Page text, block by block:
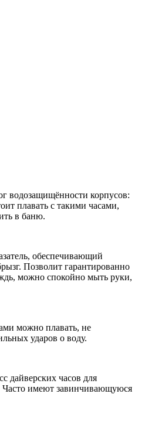
водозащищённости корпусов:
плавать с такими часами,
в баню.
обеспечивающий
Позволит гарантированно
можно спокойно мыть руки,
можно плавать, не
ударов о воду.
дайверских часов для
Часто имеют завинчивающуюся